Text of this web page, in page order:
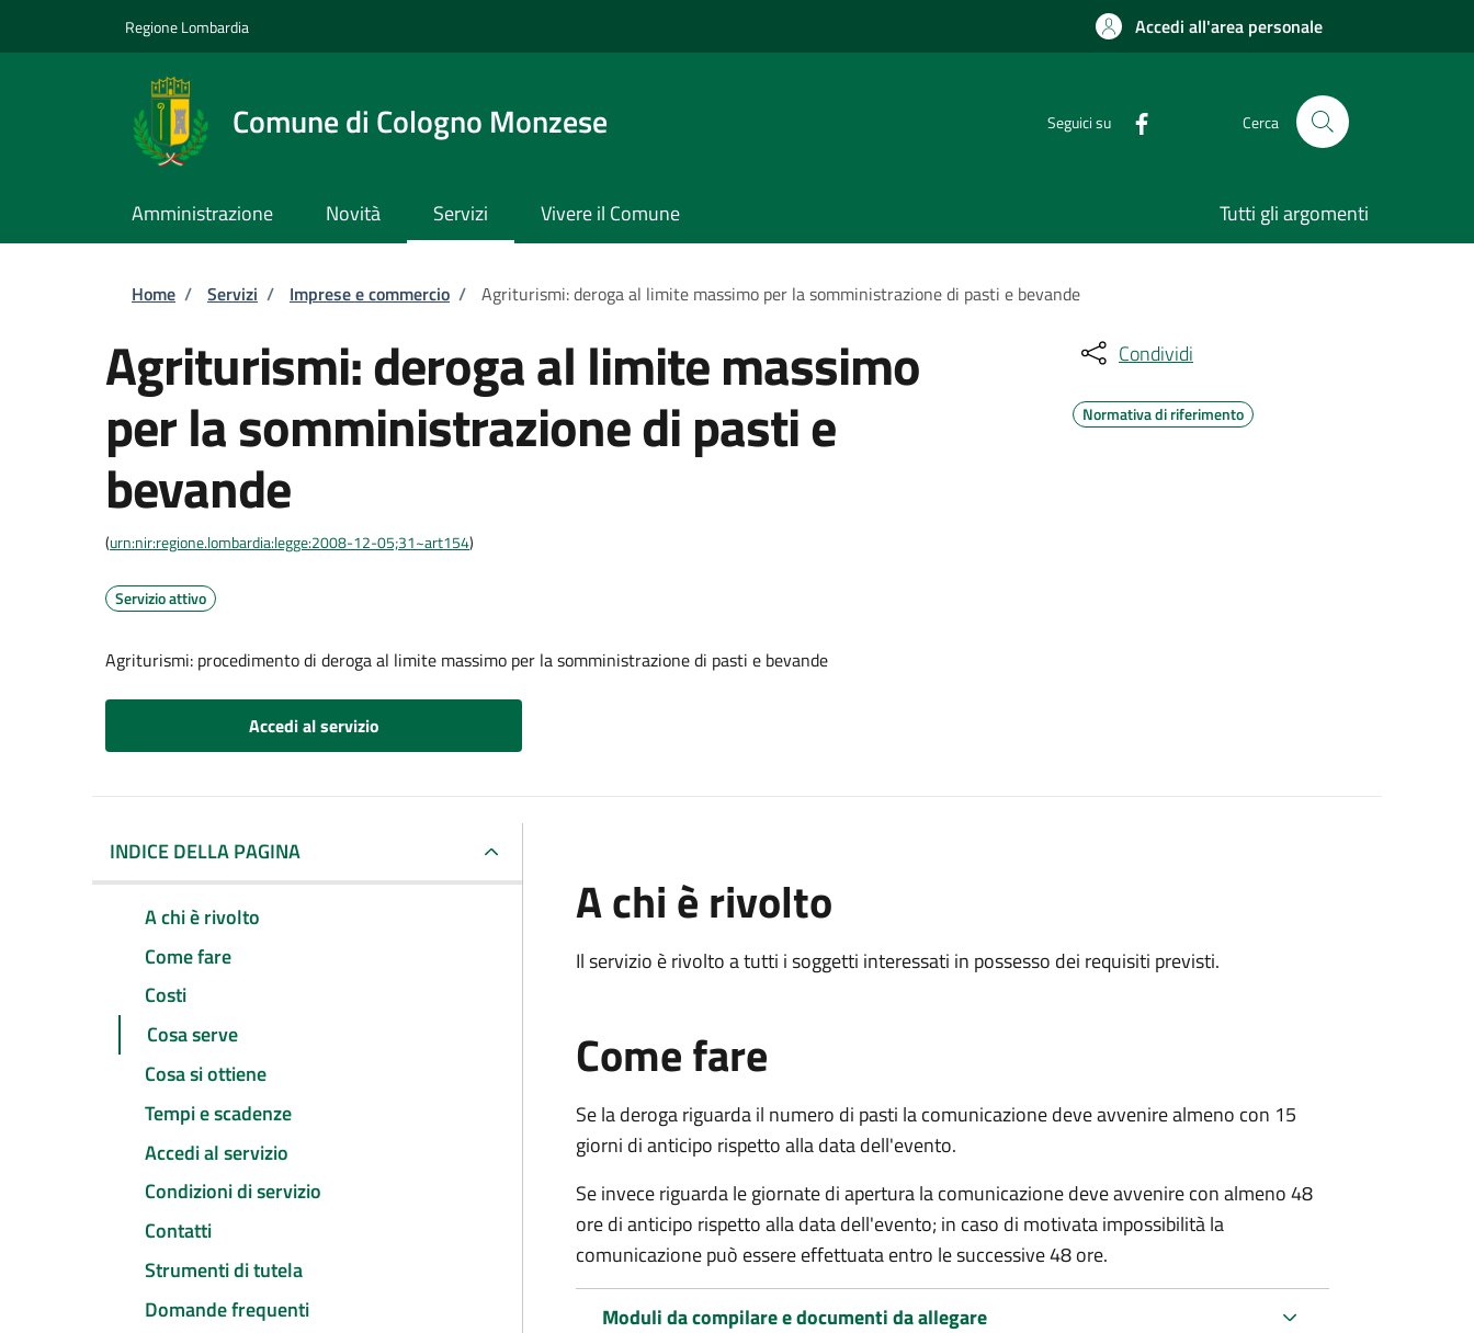
Regione Lombardia Accedi all'area personale
Comune di Cologno Monzese Seguici su Cerca
Amministrazione Novità Servizi Vivere il Comune Tutti gli argomenti
Briciole di pane
Home / Servizi / Imprese e commercio / Agriturismi: deroga al limite massimo per la somministrazione di pasti e bevande
Agriturismi: deroga al limite massimo
per la somministrazione di pasti e
bevande
(urn:nir:regione.lombardia:legge:2008-12-05;31~art154)
Servizio attivo
Agriturismi: procedimento di deroga al limite massimo per la somministrazione di pasti e bevande
Accedi al servizio
Condividi
Normativa di riferimento
INDICE DELLA PAGINA
A chi è rivolto
Come fare
Costi
Cosa serve
Cosa si ottiene
Tempi e scadenze
Accedi al servizio
Condizioni di servizio
Contatti
Strumenti di tutela
Domande frequenti
A chi è rivolto
Il servizio è rivolto a tutti i soggetti interessati in possesso dei requisiti previsti.
Come fare
Se la deroga riguarda il numero di pasti la comunicazione deve avvenire almeno con 15
giorni di anticipo rispetto alla data dell'evento.
Se invece riguarda le giornate di apertura la comunicazione deve avvenire con almeno 48
ore di anticipo rispetto alla data dell'evento; in caso di motivata impossibilità la
comunicazione può essere effettuata entro le successive 48 ore.
Moduli da compilare e documenti da allegare